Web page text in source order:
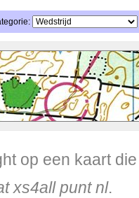
op een kaart
xs4all punt nl.